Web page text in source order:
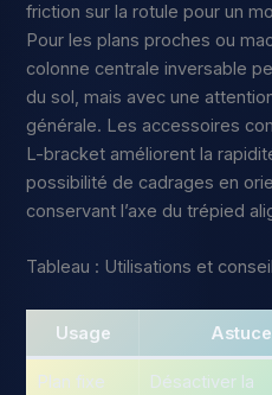
friction sur la rotule pour un
Pour les plans proches ou
colonne centrale inversable
du sol, mais avec une
générale. Les accessoires
L-bracket améliorent la
possibilité de cadrages en
conservant l’axe du trépied
Tableau : Utilisations et
Usage
Plan fixe
Désactiver la